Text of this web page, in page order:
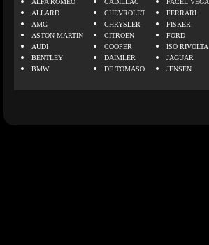
ALFA ROMEO
ALLARD
AMG
ASTON MARTIN
AUDI
BENTLEY
BMW
CADILLAC
CHEVROLET
CHRYSLER
CITROEN
COOPER
DAIMLER
DE TOMASO
FACEL VEGA
FERRARI
FISKER
FORD
ISO RIVOLTA
JAGUAR
JENSEN